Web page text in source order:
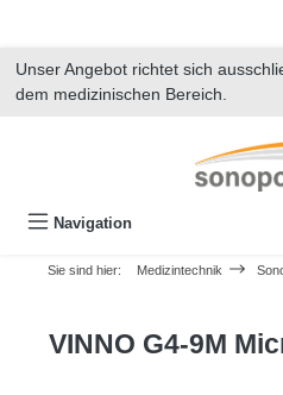
Unser Angebot richtet sich
dem medizinischen Bereich.
Navigation
Sie sind hier: Medizintechnik
VINNO G4-9M